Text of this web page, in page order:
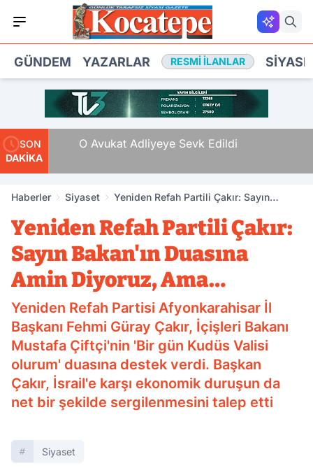
GÜNDEM YAZARLAR RESMI İLANLAR
SON
DAKİKA
Tam O Avukat Adliyeye Sevk Edildi
Haberler Siyaset
Yeniden Refah Partili Çakır: Sayın
Yeniden Refah Partili Çakır:
Sayın Bakan'ın Duasına
Amin Diyoruz, Ama…
Yeniden Refah Partisi Afyonkarahisar İl
Başkanı Fehmi Güray Çakır, İçişleri Bakanı
Mustafa Çiftçi'nin 'Bir gün Kudüs Valisi
olurum' duasına destek verdi. Başkan
Çakır, İsrail'e karşı ekonomik duruşun da
net bir şekilde sergilenmesini talep etti
Siyaset